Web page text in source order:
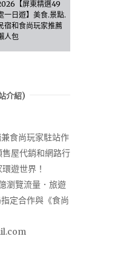
through it all!
【屏東精選49
一日遊】美食.景點.
宿和食尚玩家推薦
人包
介紹)
食尚玩家駐站作
屋代銷和網路行
遊世界！
瀏覽流量．旅遊
定合作與《食尚